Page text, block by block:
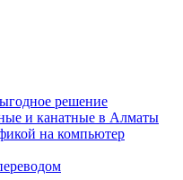
решение
и канатные в Алматы
на компьютер